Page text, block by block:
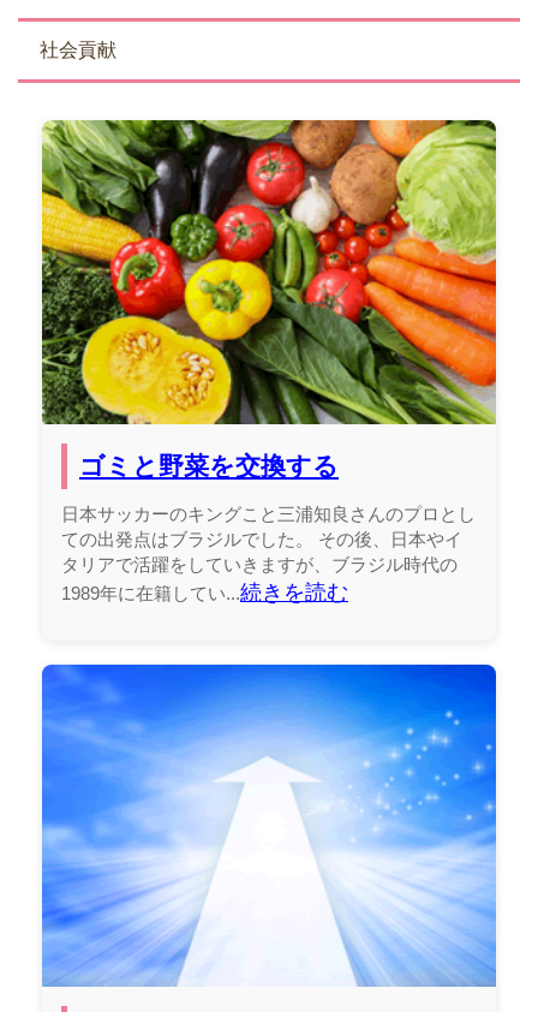
社会貢献
ゴミと野菜を交換する
日本サッカーのキングこと三浦知良さんのプロとし
ての出発点はブラジルでした。 その後、日本やイ
タリアで活躍をしていきますが、ブラジル時代の
1989年に在籍してい...続きを読む